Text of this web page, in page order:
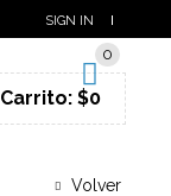
SIGN IN
0
Carrito: $0
Volver